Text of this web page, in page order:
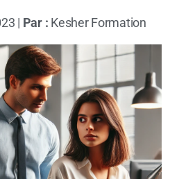
| Par : Kesher Formation